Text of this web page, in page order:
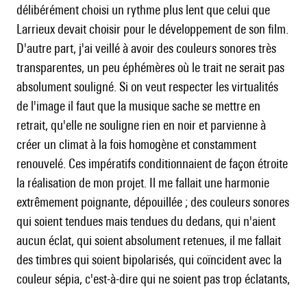
délibérément choisi un rythme plus lent que celui que
Larrieux devait choisir pour le développement de son film.
D'autre part, j'ai veillé à avoir des couleurs sonores très
transparentes, un peu éphémères où le trait ne serait pas
absolument souligné. Si on veut respecter les virtualités
de l'image il faut que la musique sache se mettre en
retrait, qu'elle ne souligne rien en noir et parvienne à
créer un climat à la fois homogène et constamment
renouvelé. Ces impératifs conditionnaient de façon étroite
la réalisation de mon projet. Il me fallait une harmonie
extrêmement poignante, dépouillée ; des couleurs sonores
qui soient tendues mais tendues du dedans, qui n'aient
aucun éclat, qui soient absolument retenues, il me fallait
des timbres qui soient bipolarisés, qui coïncident avec la
couleur sépia, c'est-à-dire qui ne soient pas trop éclatants,